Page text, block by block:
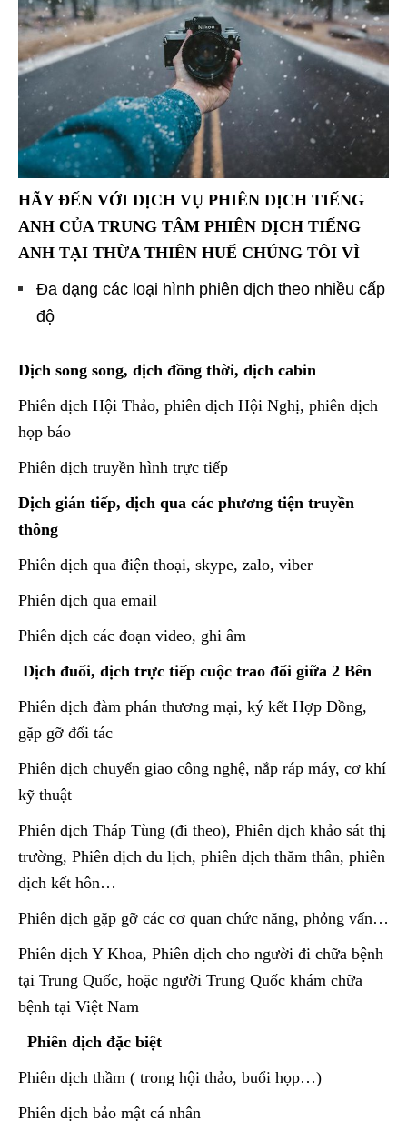
HÃY ĐẾN VỚI DỊCH VỤ PHIÊN DỊCH TIẾNG
ANH CỦA TRUNG TÂM PHIÊN DỊCH TIẾNG
ANH TẠI THỪA THIÊN HUẾ CHÚNG TÔI VÌ
Đa dạng các loại hình phiên dịch theo nhiều cấp
độ
Dịch song song, dịch đồng thời, dịch cabin
Phiên dịch Hội Thảo, phiên dịch Hội Nghị, phiên dịch
họp báo
Phiên dịch truyền hình trực tiếp
Dịch gián tiếp, dịch qua các phương tiện truyền
thông
Phiên dịch qua điện thoại, skype, zalo, viber
Phiên dịch qua email
Phiên dịch các đoạn video, ghi âm
Dịch đuổi, dịch trực tiếp cuộc trao đổi giữa 2 Bên
Phiên dịch đàm phán thương mại, ký kết Hợp Đồng,
gặp gỡ đối tác
Phiên dịch chuyển giao công nghệ, nắp ráp máy, cơ khí
kỹ thuật
Phiên dịch Tháp Tùng (đi theo), Phiên dịch khảo sát thị
trường, Phiên dịch du lịch, phiên dịch thăm thân, phiên
dịch kết hôn…
Phiên dịch gặp gỡ các cơ quan chức năng, phỏng vấn…
Phiên dịch Y Khoa, Phiên dịch cho người đi chữa bệnh
tại Trung Quốc, hoặc người Trung Quốc khám chữa
bệnh tại Việt Nam
Phiên dịch đặc biệt
Phiên dịch thầm ( trong hội thảo, buổi họp…)
Phiên dịch bảo mật cá nhân